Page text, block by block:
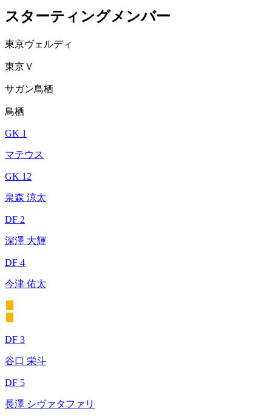
スターティングメンバー
東京ヴェルディ
東京Ｖ
サガン鳥栖
鳥栖
GK 1
マテウス
GK 12
泉森 涼太
DF 2
深澤 大輝
DF 4
今津 佑太
DF 3
谷口 栄斗
DF 5
長澤 シヴァタファリ